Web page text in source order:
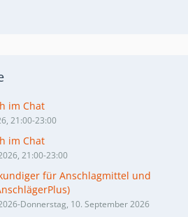
im Chat
21:00-23:00
im Chat
21:00-23:00
für Anschlagmittel und
Donnerstag, 10. September 2026